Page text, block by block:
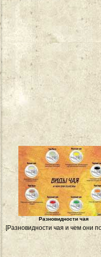
Разновидности чая
[Разновидности чая и чем они